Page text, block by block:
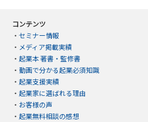
コンテンツ
・ セミナー情報
・ メディア掲載実績
・ 起業本 著書・監修書
・ 動画で分かる起業必須知識
・ 起業支援実績
・ 起業家に選ばれる理由
・ お客様の声
・ 起業無料相談の感想